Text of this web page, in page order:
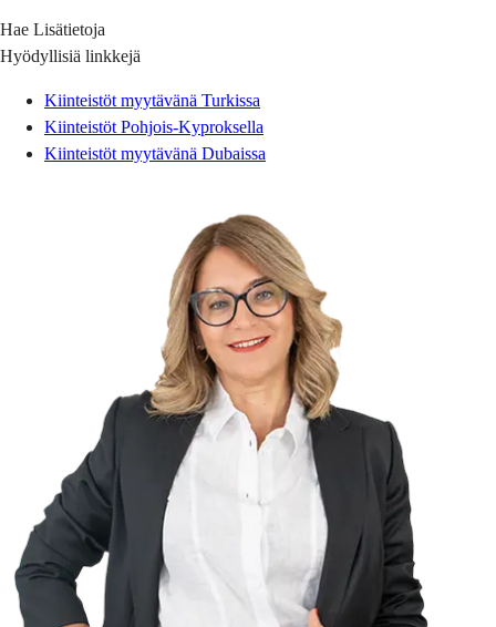
Hae Lisätietoja
Hyödyllisiä linkkejä
Kiinteistöt myytävänä Turkissa
Kiinteistöt Pohjois-Kyproksella
Kiinteistöt myytävänä Dubaissa